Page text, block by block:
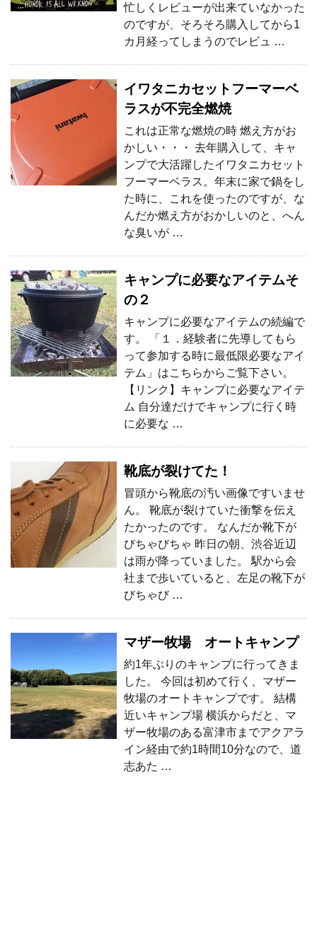
忙しくレビューが出来ていなかった
のですが、そろそろ購入してから1
カ月経ってしまうのでレビュ …
イワタニカセットフーマーベ
ラスが不完全燃焼
これは正常な燃焼の時 燃え方がお
かしい・・・ 去年購入して、キャ
ンプで大活躍したイワタニカセット
フーマーベラス。年末に家で鍋をし
た時に、これを使ったのですが、な
んだか燃え方がおかしいのと、へん
な臭いが …
キャンプに必要なアイテムそ
の２
キャンプに必要なアイテムの続編で
す。 「１．経験者に先導してもら
って参加する時に最低限必要なアイ
テム」はこちらからご覧下さい。
【リンク】キャンプに必要なアイテ
ム 自分達だけでキャンプに行く時
に必要な …
靴底が裂けてた！
冒頭から靴底の汚い画像ですいませ
ん。 靴底が裂けていた衝撃を伝え
たかったのです。 なんだか靴下が
びちゃびちゃ 昨日の朝、渋谷近辺
は雨が降っていました。 駅から会
社まで歩いていると、左足の靴下が
びちゃび …
マザー牧場 オートキャンプ
約1年ぶりのキャンプに行ってきま
した。 今回は初めて行く、マザー
牧場のオートキャンプです。 結構
近いキャンプ場 横浜からだと、マ
ザー牧場のある富津市までアクアラ
イン経由で約1時間10分なので、道
志あた …